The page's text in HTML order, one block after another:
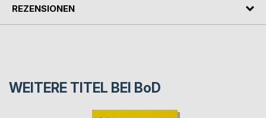
REZENSIONEN
WEITERE TITEL BEI BoD